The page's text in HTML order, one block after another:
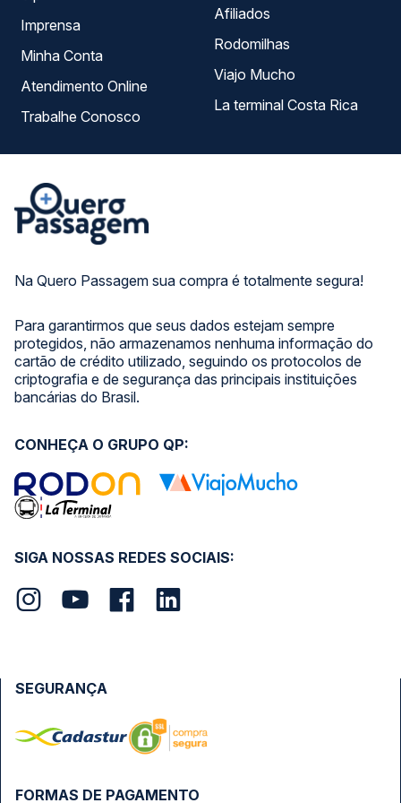
Na Quero Passagem sua compra é totalmente segura!
Para garantirmos que seus dados estejam sempre
protegidos, não armazenamos nenhuma informação do
cartão de crédito utilizado, seguindo os protocolos de
criptografia e de segurança das principais instituições
bancárias do Brasil.
Imprensa
Minha Conta
Atendimento Online
Trabalhe Conosco
Afiliados
Rodomilhas
Viajo Mucho
La terminal Costa Rica
SIGA NOSSAS REDES SOCIAIS:
CONHEÇA O GRUPO QP:
FORMAS DE PAGAMENTO
SEGURANÇA